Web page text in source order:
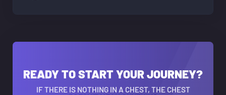
READY TO START YOUR JOURNEY?
IF THERE IS NOTHING IN A CHEST, THE CHEST